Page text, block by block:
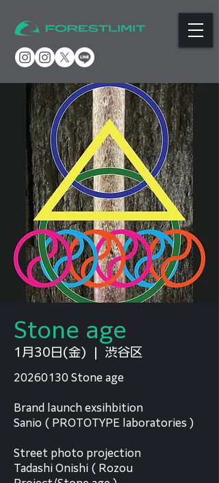
Stone age
1月30日(金) 渋谷区
20260130 Stone age
Brand launch exsihbition
Sanio ( PROTOTYPE laboratories )
Street photo projection
Tadashi Onishi ( Rozou